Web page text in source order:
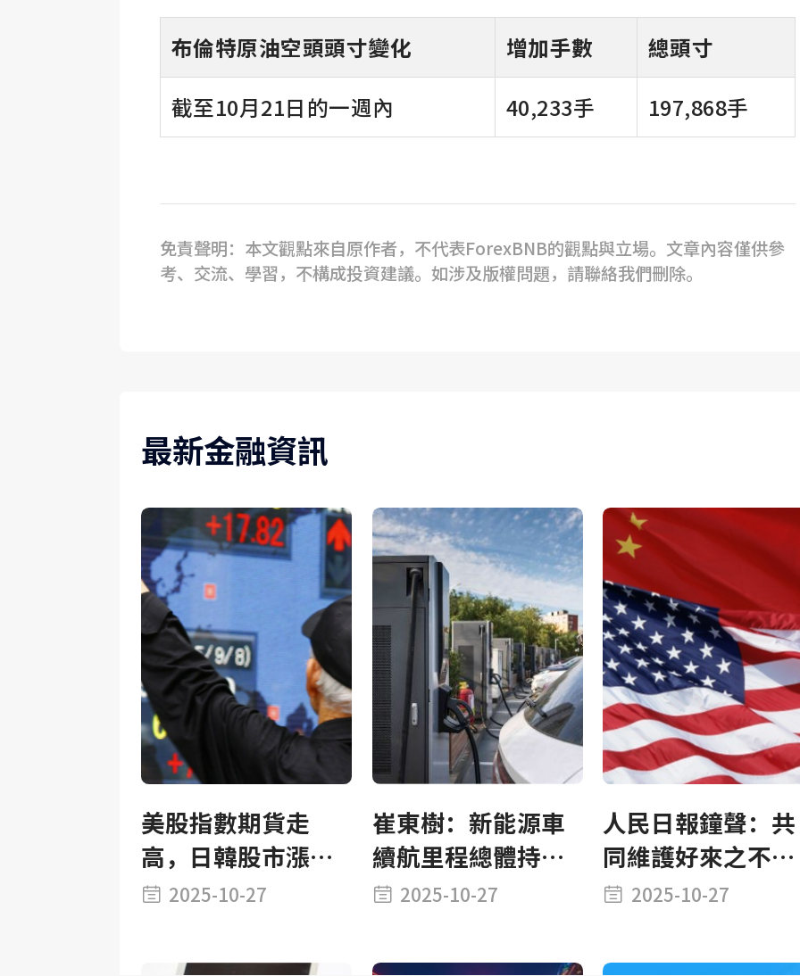
布倫特原油空頭頭寸變化 增加手數
總頭寸
截至10月21日的一週內
40,233手 197,868手
免責聲明：本文觀點來自原作者，不代表ForexBNB的觀點與立場。文章內容僅供參
考、交流、學習，不構成投資建議。如涉及版權問題，請聯絡我們刪除。
最新金融資訊
美股指數期貨走
高，日韓股市漲超
2%均創新高，銅、
挫1%
2025-10-27
崔東樹：新能源車
續航里程總體持續
增長 免稅車型技術
2025-10-27
人民日報鐘聲：共
同維護好來之不易
的中美經貿磋商成
2025-10-27